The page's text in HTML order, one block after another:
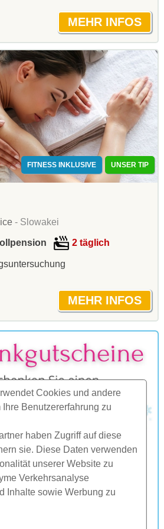
Cookies und andere
Benutzererfahrung zu
haben Zugriff auf diese
sie. Diese Daten verwenden
unserer Website zu
Verkehrsanalyse
Inhalte sowie Werbung zu
FITNESS INKLUSIVE UNSER TIP
- Slowakei
2 täglich